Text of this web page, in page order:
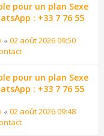
pour un plan Sexe
: +33 7 76 55
« 02 août 2026 09:50
pour un plan Sexe
: +33 7 76 55
« 02 août 2026 09:48